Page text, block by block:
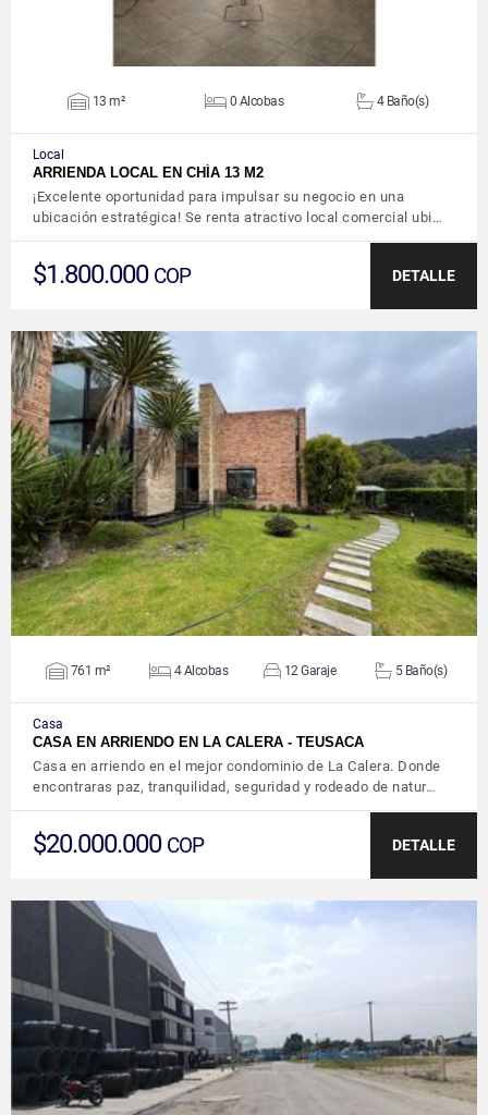
13 m² 0 Alcobas 4 Baño(s)
Local
ARRIENDA LOCAL EN CHÍA 13 M2
¡Excelente oportunidad para impulsar su negocio en una
ubicación estratégica! Se renta atractivo local comercial ubi…
$1.800.000 COP DETALLE
VER DETALLES
761 m² 4 Alcobas 12 Garaje 5 Baño(s)
Casa
CASA EN ARRIENDO EN LA CALERA - TEUSACA
Casa en arriendo en el mejor condominio de La Calera. Donde
encontraras paz, tranquilidad, seguridad y rodeado de natur…
$20.000.000 COP DETALLE
VER DETALLES